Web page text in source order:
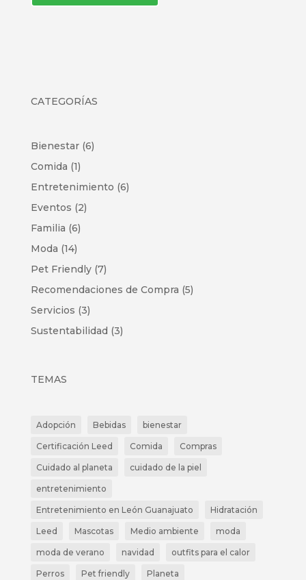
CATEGORÍAS
Bienestar(6)
Comida (1)
Entretenimiento (6)
Eventos (2)
Familia (6)
Moda (14)
Pet Friendly(7)
Recomendaciones de Compra (5)
Servicios (3)
Sustentabilidad (3)
TEMAS
Adopción Bebidas bienestar
Certificación Leed Comida Compras
Cuidado al planeta cuidado de la piel
entretenimiento
Entretenimiento en León Guanajuato Hidratación
Leed Mascotas Medio ambiente moda
moda de verano navidad outfits para el calor
Perros Pet friendly Planeta